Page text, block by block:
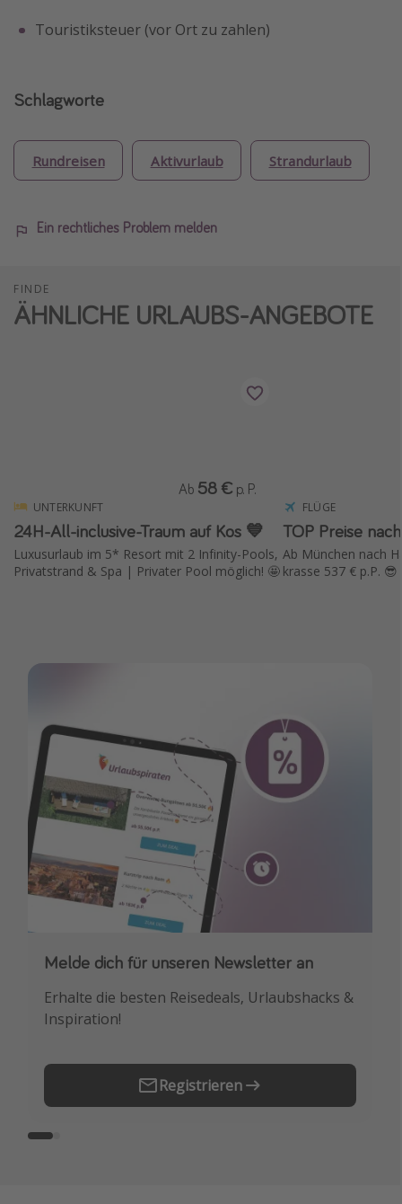
Touristiksteuer (vor Ort zu zahlen)
Schlagworte
Rundreisen Aktivurlaub Strandurlaub
Ein rechtliches Problem melden
FINDE
ÄHNLICHE URLAUBS-ANGEBOTE
UNTERKUNFT
24H-All-inclusive-Traum auf Kos 💙
Luxusurlaub im 5* Resort mit 2 Infinity-Pools,
Privatstrand & Spa | Privater Pool möglich! 🤩
Ab 58 € p. P.
FLÜGE
TOP Preise
Ab München nach
krasse 537 € p.P. 😎
Melde dich für unseren Newsletter an
Erhalte die besten Reisedeals, Urlaubshacks &
Inspiration!
Registrieren
Downloade unsere App
Buche die besten Reiseschnäppchen als
Erstes.